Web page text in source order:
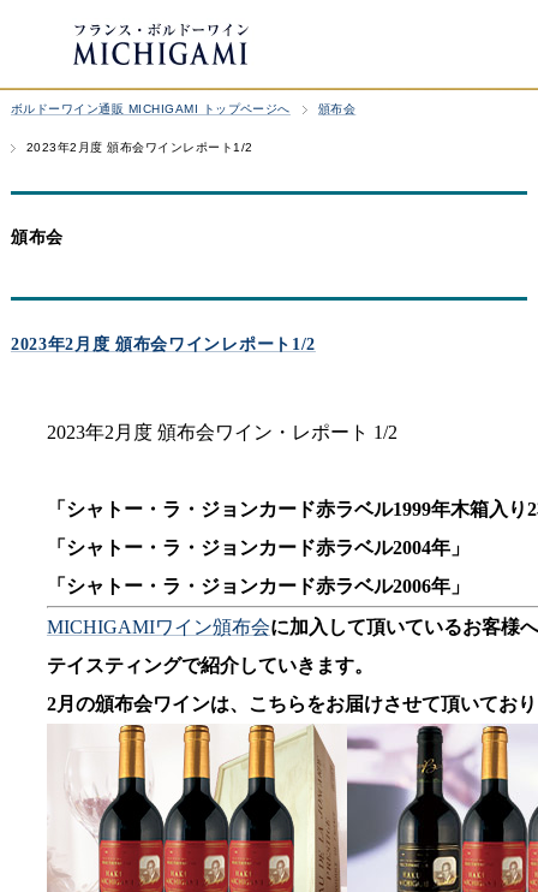
ボルドーワイン通販 MICHIGAMI トップページへ 頒布会
2023年2月度 頒布会ワインレポート1/2
頒布会
2023年2月度 頒布会ワインレポート1/2
2023年2月度 頒布会ワイン・レポート 1/2
「シャトー・ラ・ジョンカード赤ラベル1999年木箱入り
「シャトー・ラ・ジョンカード赤ラベル2004年」
「シャトー・ラ・ジョンカード赤ラベル2006年」
MICHIGAMIワイン頒布会に加入して頂いているお客様
テイスティングで紹介していきます。
2月の頒布会ワインは、こちらをお届けさせて頂いてお